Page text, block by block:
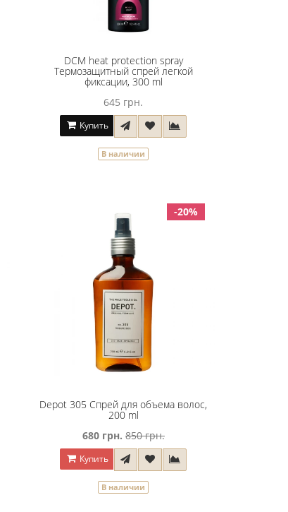
DCM heat protection spray
Термозащитный спрей легкой
фиксации, 300 ml
645 грн.
Купить
В наличии
-20%
Depot 305 Спрей для объема волос,
200 ml
680 грн. 850 грн.
Купить
В наличии